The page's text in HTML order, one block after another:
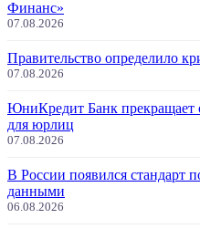
Финанс»
07.08.2026
Правительство определило
07.08.2026
ЮниКредит Банк прекращает
для юрлиц
07.08.2026
В России появился стандарт
данными
06.08.2026